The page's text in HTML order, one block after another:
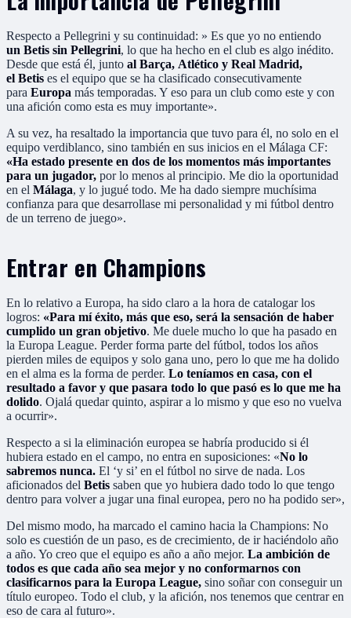
Respecto a Pellegrini y su continuidad: » Es que yo no entiendo
un Betis sin Pellegrini, lo que ha hecho en el club es algo inédito.
Desde que está él, junto al Barça, Atlético y Real Madrid,
el Betis es el equipo que se ha clasificado consecutivamente
para Europa más temporadas. Y eso para un club como este y con
una afición como esta es muy importante».
A su vez, ha resaltado la importancia que tuvo para él, no solo en el
equipo verdiblanco, sino también en sus inicios en el Málaga CF:
«Ha estado presente en dos de los momentos más importantes
para un jugador, por lo menos al principio. Me dio la oportunidad
en el Málaga, y lo jugué todo. Me ha dado siempre muchísima
confianza para que desarrollase mi personalidad y mi fútbol dentro
de un terreno de juego».
Entrar en Champions
En lo relativo a Europa, ha sido claro a la hora de catalogar los
logros: «Para mí éxito, más que eso, será la sensación de haber
cumplido un gran objetivo. Me duele mucho lo que ha pasado en
la Europa League. Perder forma parte del fútbol, todos los años
pierden miles de equipos y solo gana uno, pero lo que me ha dolido
en el alma es la forma de perder. Lo teníamos en casa, con el
resultado a favor y que pasara todo lo que pasó es lo que me ha
dolido. Ojalá quedar quinto, aspirar a lo mismo y que eso no vuelva
a ocurrir».
Respecto a si la eliminación europea se habría producido si él
hubiera estado en el campo, no entra en suposiciones: «No lo
sabremos nunca. El ‘y si’ en el fútbol no sirve de nada. Los
aficionados del Betis saben que yo hubiera dado todo lo que tengo
dentro para volver a jugar una final europea, pero no ha podido ser»,
Del mismo modo, ha marcado el camino hacia la Champions: No
solo es cuestión de un paso, es de crecimiento, de ir haciéndolo año
a año. Yo creo que el equipo es año a año mejor. La ambición de
todos es que cada año sea mejor y no conformarnos con
clasificarnos para la Europa League, sino soñar con conseguir un
título europeo. Todo el club, y la afición, nos tenemos que centrar en
eso de cara al futuro».